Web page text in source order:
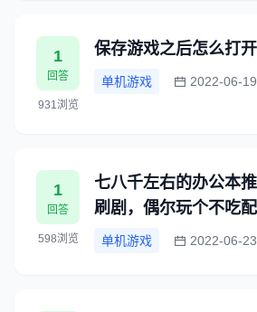
1
回答
931浏览
保存游戏之后怎么打开
单机游戏 2022-06-19
1
回答
598浏览
七八千左右的办公本
刷剧，偶尔玩个不吃
单机游戏 2022-06-23